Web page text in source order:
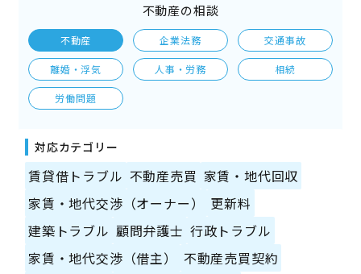
不動産の相談
不動産 企業法務 交通事故
離婚・浮気 人事・労務 相続
労働問題
対応カテゴリー
賃貸借トラブル 不動産売買 家賃・地代回収
家賃・地代交渉（オーナー）
更新料
建築トラブル 顧問弁護士 行政トラブル
家賃・地代交渉（借主）
不動産売買契約